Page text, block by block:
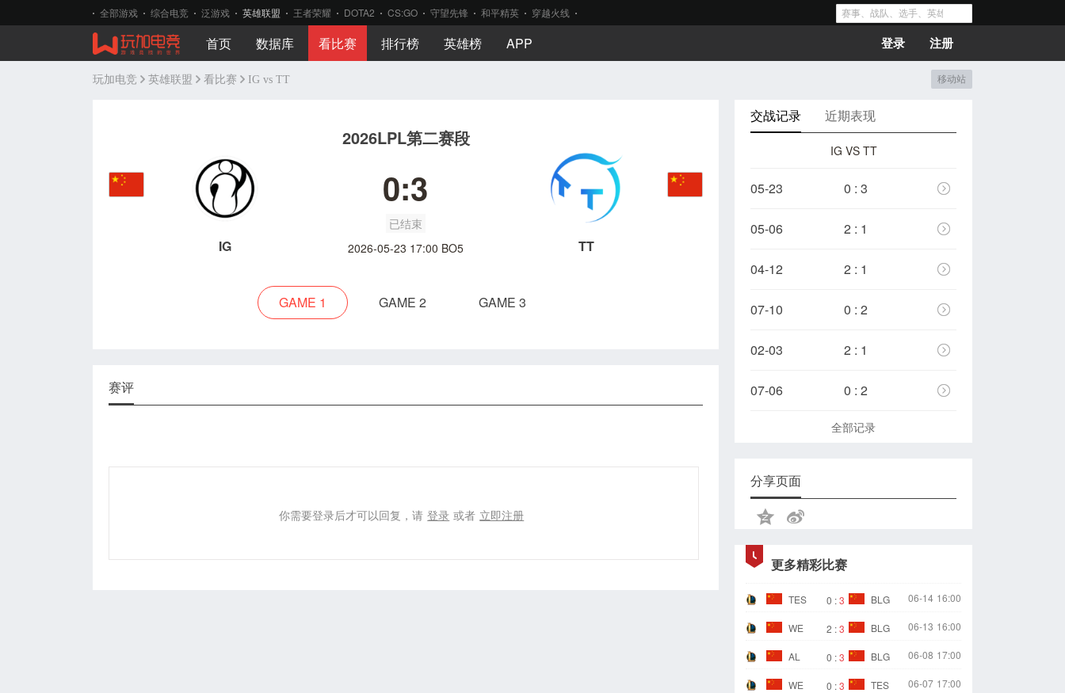
全部游戏 综合电竞 泛游戏 英雄联盟 王者荣耀 DOTA2 CS:GO 守望先锋 和平精英 穿越火线
首页 数据库 看比赛 排行榜 英雄榜 APP 登录 注册
玩加电竞 英雄联盟 看比赛 IG vs TT 移动站
2026LPL第二赛段
IG
0:3
已结束
2026-05-23 17:00 BO5
TT
GAME 1 GAME 2 GAME 3
赛评
你需要登录后才可以回复，请 登录 或者 立即注册
交战记录 近期表现
IG VS TT
05-23 0 : 3
05-06 2 : 1
04-12 2 : 1
07-10 0 : 2
02-03 2 : 1
07-06 0 : 2
全部记录
分享页面
更多精彩比赛
TES 0 :3 BLG 06-14 16:00
WE 2 :3 BLG 06-13 16:00
AL 0 :3 BLG 06-08 17:00
WE 0 :3 TES 06-07 17:00